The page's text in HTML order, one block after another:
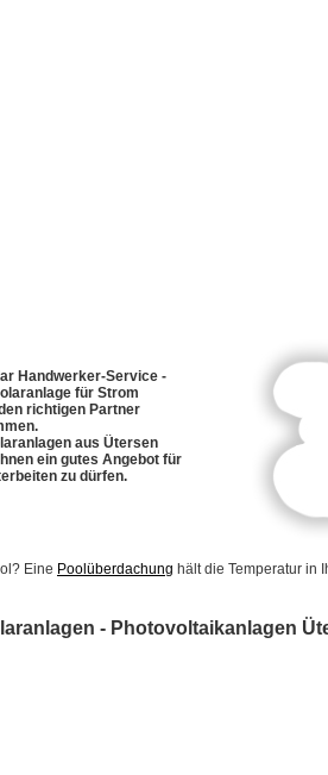
Handwerker-Service -
für Strom
richtigen Partner
aus Ütersen
ein gutes Angebot für
zu dürfen.
Eine Poolüberdachung hält die Temperatur in
- Photovoltaikanlagen